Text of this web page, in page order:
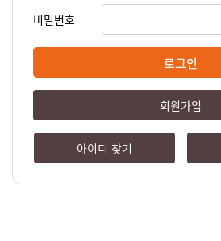
비밀번호
로그인
회원가입
아이디 찾기